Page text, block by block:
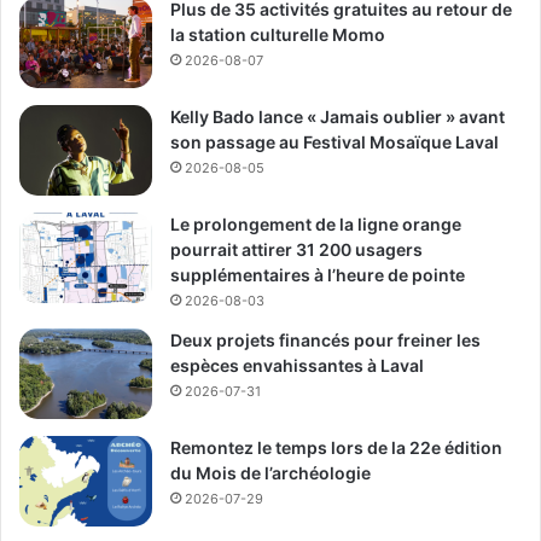
public.
La TCLCF affirme que ce projet a montré que rendre les
produits menstruels gratuits et accessibles dans les lieux
publics est à la fois possible, nécessaire et susceptible
d’améliorer concrètement la vie des Lavalloises.
Une mesure présentée comme
une question d’équité
Louise Lortie a elle déclaré que les produits menstruels
sont essentiels et a remercié ses collègues de toutes les
formations politiques ainsi que la TCLCF pour leur
collaboration.
De son côté, la coordonnatrice générale de la TCLCF,
Marie-Eve Surprenant, a affirmé que l’accès gratuit à ces
Plus de 35 activités gratuites au retour de
la station culturelle Momo
2026-08-07
Kelly Bado lance « Jamais oublier » avant
son passage au Festival Mosaïque Laval
2026-08-05
Le prolongement de la ligne orange
pourrait attirer 31 200 usagers
supplémentaires à l’heure de pointe
2026-08-03
Deux projets financés pour freiner les
espèces envahissantes à Laval
2026-07-31
Remontez le temps lors de la 22e édition
du Mois de l’archéologie
2026-07-29